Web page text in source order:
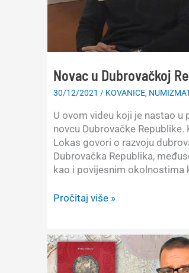
Novac u Dubrovačkoj
30/12/2021 / KOVANICE,
U ovom videu koji je nastao u
novcu Dubrovačke
Lokas govori o razvoju
Dubrovačka Republika,
kao i povijesnim okolnostima
Novac
Republici
Pročitaj više »